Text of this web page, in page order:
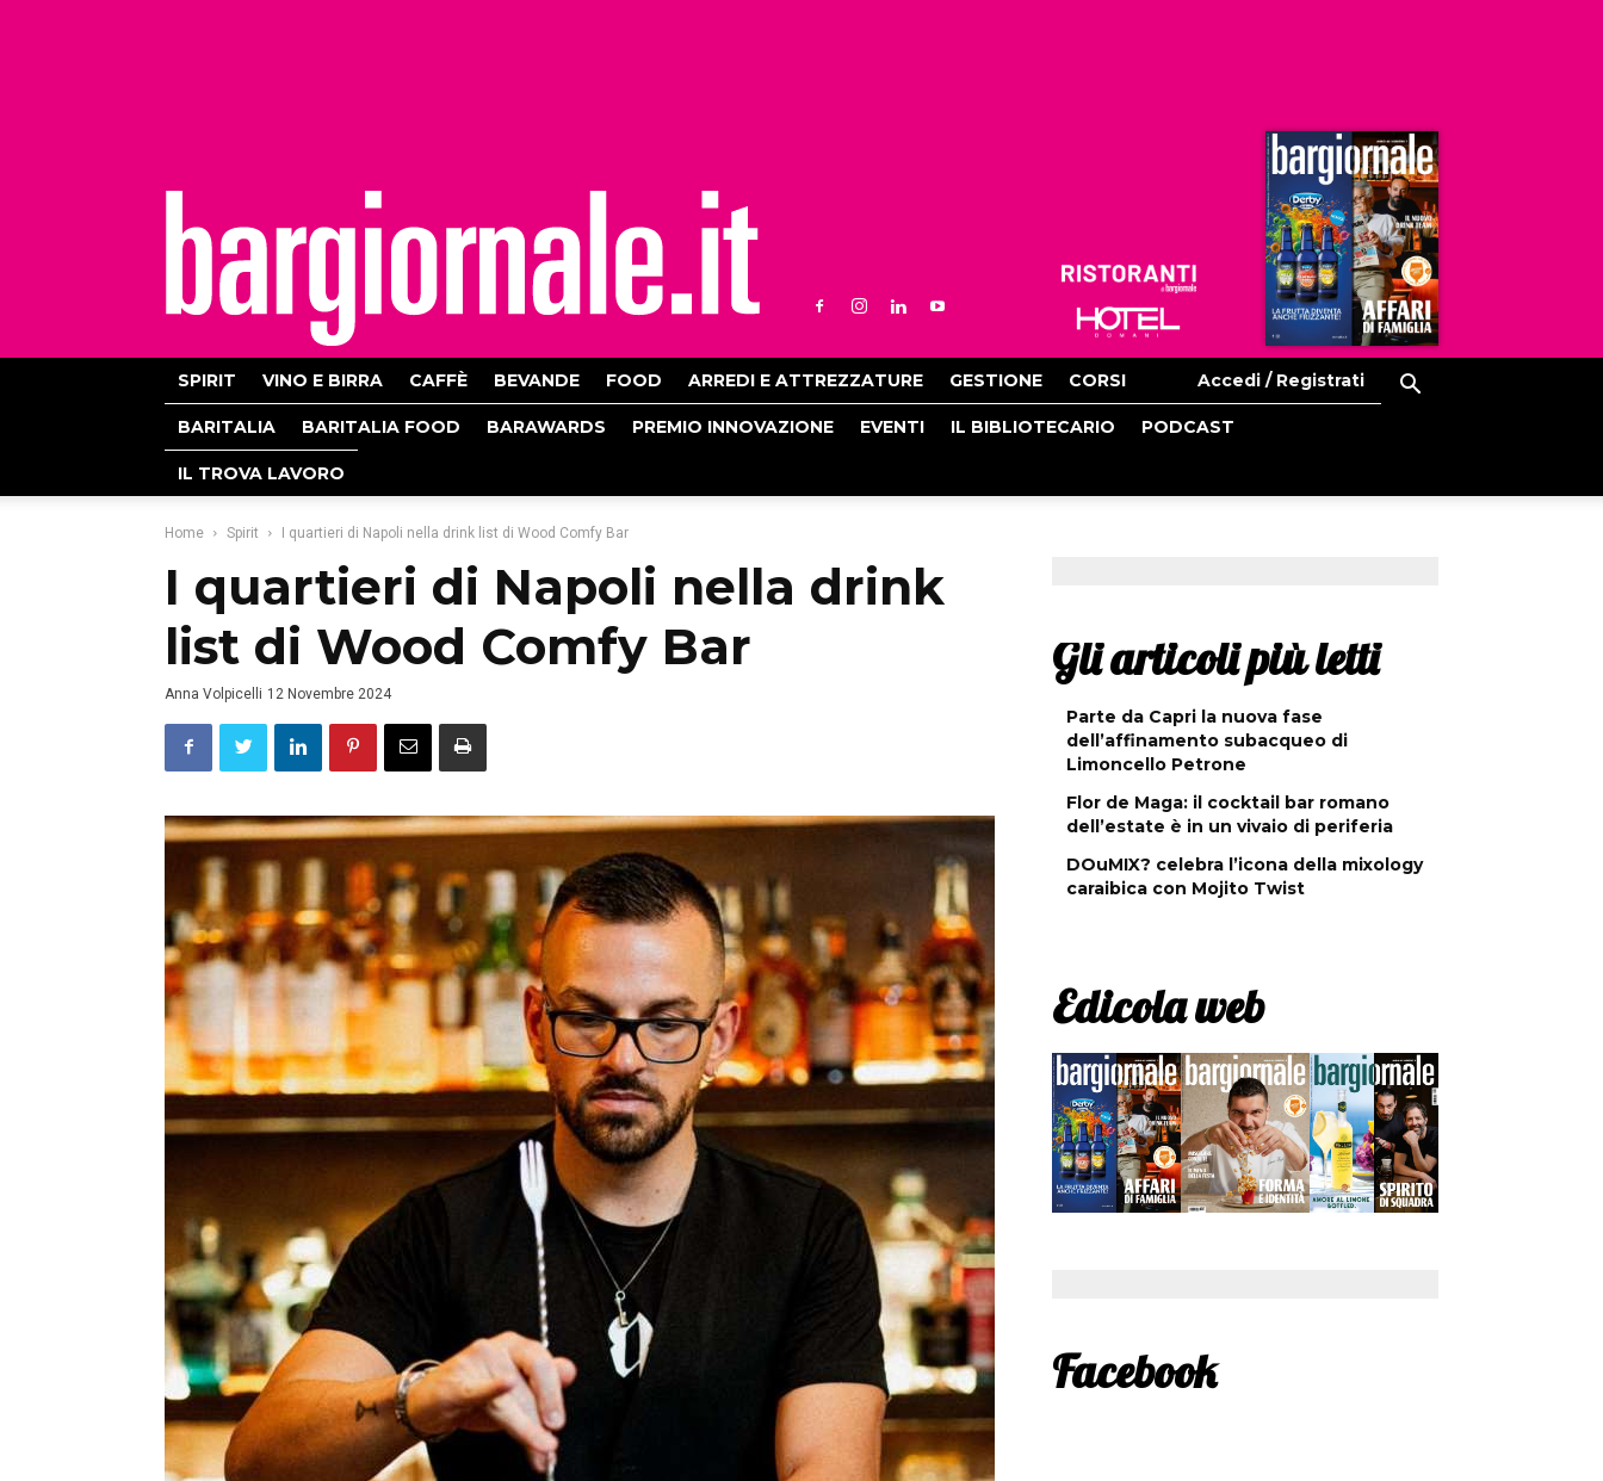
Ristoranti
Hoteldomani
SPIRIT VINO E BIRRA CAFFÈ BEVANDE FOOD ARREDI E ATTREZZATURE GESTIONE CORSI Accedi / Registrati
BARITALIA BARITALIA FOOD BARAWARDS PREMIO INNOVAZIONE EVENTI IL BIBLIOTECARIO PODCAST
IL TROVA LAVORO
Home Spirit I quartieri di Napoli nella drink list di Wood Comfy Bar
I quartieri di Napoli nella drink
list di Wood Comfy Bar
Anna Volpicelli 12 Novembre 2024
Gli articoli più letti
Parte da Capri la nuova fase
dell’affinamento subacqueo di
Limoncello Petrone
Flor de Maga: il cocktail bar romano
dell’estate è in un vivaio di periferia
DOuMIX? celebra l’icona della mixology
caraibica con Mojito Twist
Edicola web
Facebook